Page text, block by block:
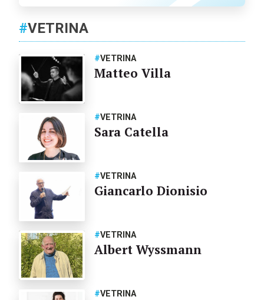
#VETRINA
#VETRINA
Matteo Villa
#VETRINA
Sara Catella
#VETRINA
Giancarlo Dionisio
#VETRINA
Albert Wyssmann
#VETRINA